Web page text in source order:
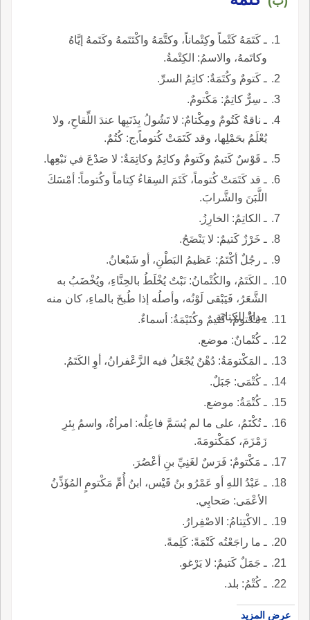
ـ كَتَمَهُ كَتْماً وكِتْماناً، وكتَّمَهُ واكْتَتَمهُ وكَتَمهُ إيَّاهُ
وكاتَمهُ، والاسمُ: الكِتْمةُ.
ـ كَتومٌ وكُتَمَةٌ: كاتِمُ السرِّ.
ـ سِرٌّ كاتِمٌ: مَكْتومٌ.
ـ ناقةٌ كَتُومٌ ومِكْتامٌ: لا تَشُولُ بِذَنَبِها عندَ اللِّقاحِ، ولا
يُعْلَمُ بحَمْلِها، وقد كَتَمَتْ كُتوماً,ج: كُتُمٌ.
ـ قَوْسٌ كَتيمٌ وكَتومٌ وكاتِمٌ وكاتِمَةٌ: لا صَدْعَ في نَبْعِها.
ـ قد كَتَمَتْ كُتوماً، كَتَمَ السِقاءُ كِتاماً وكُتوماً: أمْسَكَ
اللَّبَنَ والشَّرابَ.
ـ الكاتِمُ: الخارِزُ.
ـ خَرْزٌ كَتيمٌ: لا يَنْضَحُ.
ـ رجُلٌ أكْتَمُ: عَظيمُ البَطْنِ، أو شَبْعانُ.
ـ الكَتَمُ، والكُتْمانُ: نَبْتٌ يُخْلَطُ بالحِنَّاءِ، ويُخْضَبُ به
الشَّعَرُ، فَيَبْقى لَوْنُه، وأصلُه إذا طُبخَ بالماءِ، كان منه
مِدادٌ للكتابَةِ.
ـ مَكْتومٌ، كَتيمٌ وكُتَيْمَةُ: أسماءٌ.
ـ كُتْمانٌ: موضع.
ـ المَكْتومَةُ: دُهْنٌ يُجْعَلُ فيه الزَّعْفرانُ، أوِ الكَتَمُ.
ـ كُتْمَى: جَبَلٌ.
ـ كُتْمَةُ: موضع.
ـ تُكْتَمُ، على ما لم يُسَمَّ فاعِلُه: امرأةٌ، واسمُ بِئرِ
زَمْزَمَ، كمَكْتومَةَ.
ـ مَكْتومٌ: فَرَسٌ لغَنِيِّ بنِ أعْصُرَ.
ـ عَبْدُ اللهِ أو عَمْرُو بنُ قَيْس، ابنُ أُمِّ مَكْتومٍ المُؤَذِّنُ
الأعْمَى: صَحابِي.
ـ الاكْتِتامُ: الاصْفِرارُ.
ـ ما راجَعْتُه كَتْمَةً: كَلِمةً.
ـ جَمَلٌ كَتيمٌ: لا يَرْغو.
ـ كُتْمُ: بلد.
عرض المزيد